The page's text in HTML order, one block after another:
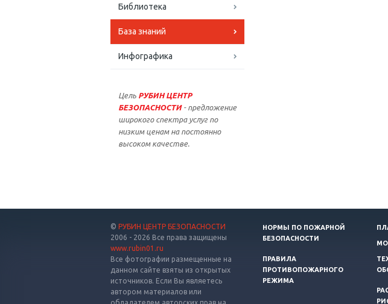
Библиотека
База знаний
Инфографика
Цель РУБИН ЦЕНТР
БЕЗОПАСНОСТИ - предложение
широкого спектра услуг по
низким ценам на постоянно
высоком качестве.
© РУБИН ЦЕНТР БЕЗОПАСНОСТИ
2006 - 2026 Все права защищены
www.rubin01.ru
Все фотографии размещенные на
данном сайте взяты из открытых
источников. Если Вы являетесь
автором материалов или
НОРМЫ ПО ПОЖАРНОЙ
БЕЗОПАСНОСТИ
ПРАВИЛА
ПРОТИВОПОЖАРНОГО
РЕЖИМА